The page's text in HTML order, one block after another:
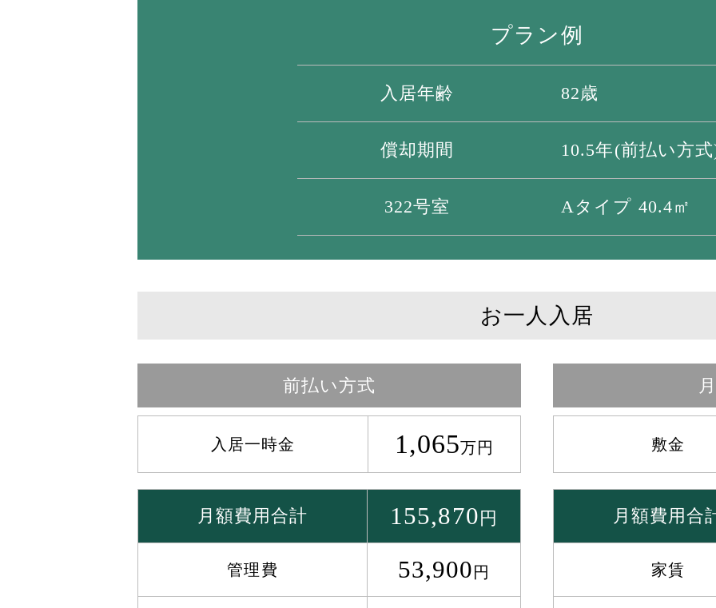
プラン例
入居年齢 82歳
償却期間 10.5年(前払い方
322号室 Aタイプ 40.4㎡
お一人入居
前払い方式
入居一時金 1,065万円
月額費用合計 155,870 円
管理費 53,900 円
敷金
月額費用合
家賃